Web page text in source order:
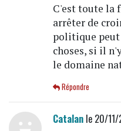
C'est toute la
arrêter de
politique peut
choses, si il
le domaine
Répondre
Catalanle 20/11/